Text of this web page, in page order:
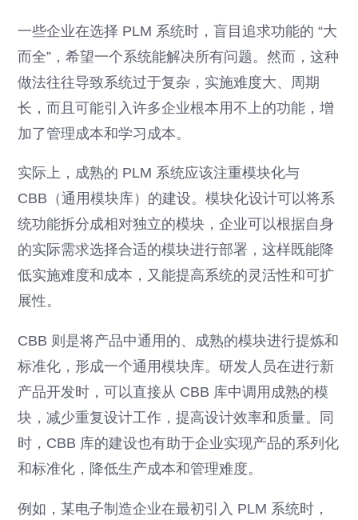
一些企业在选择 PLM 系统时，盲目追求功能的 “大
而全”，希望一个系统能解决所有问题。然而，这种
做法往往导致系统过于复杂，实施难度大、周期
长，而且可能引入许多企业根本用不上的功能，增
加了管理成本和学习成本。
实际上，成熟的 PLM 系统应该注重模块化与
CBB（通用模块库）的建设。模块化设计可以将系
统功能拆分成相对独立的模块，企业可以根据自身
的实际需求选择合适的模块进行部署，这样既能降
低实施难度和成本，又能提高系统的灵活性和可扩
展性。
CBB 则是将产品中通用的、成熟的模块进行提炼和
标准化，形成一个通用模块库。研发人员在进行新
产品开发时，可以直接从 CBB 库中调用成熟的模
块，减少重复设计工作，提高设计效率和质量。同
时，CBB 库的建设也有助于企业实现产品的系列化
和标准化，降低生产成本和管理难度。
例如，某电子制造企业在最初引入 PLM 系统时，